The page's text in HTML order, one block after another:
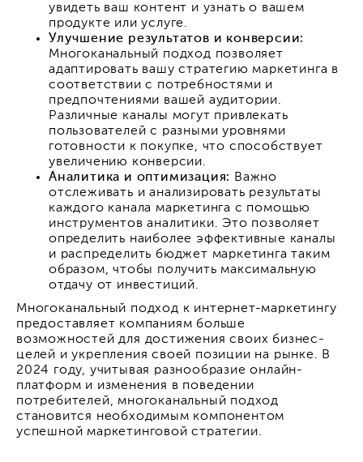
увидеть ваш контент и узнать о вашем
продукте или услуге.
Улучшение результатов и конверсии:
Многоканальный подход позволяет
адаптировать вашу стратегию маркетинга в
соответствии с потребностями и
предпочтениями вашей аудитории.
Различные каналы могут привлекать
пользователей с разными уровнями
готовности к покупке, что способствует
увеличению конверсии.
Аналитика и оптимизация: Важно
отслеживать и анализировать результаты
каждого канала маркетинга с помощью
инструментов аналитики. Это позволяет
определить наиболее эффективные каналы
и распределить бюджет маркетинга таким
образом, чтобы получить максимальную
отдачу от инвестиций.
Многоканальный подход к интернет-маркетингу
предоставляет компаниям больше
возможностей для достижения своих бизнес-
целей и укрепления своей позиции на рынке. В
2024 году, учитывая разнообразие онлайн-
платформ и изменения в поведении
потребителей, многоканальный подход
становится необходимым компонентом
успешной маркетинговой стратегии.